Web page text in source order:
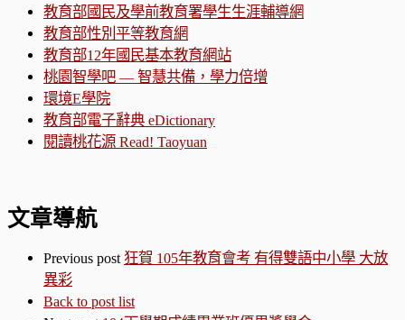
教育部國民及學前教育署學生生涯輔導網
教育部性別平等教育網
教育部12年國民基本教育網站
桃園智學吧 — 智慧共備，學力倍增
環境E學院
教育部電子辭典 eDictionary
閱讀桃花源 Read! Taoyuan
文章導航
Previous post 狂賀 105年教育會考 有得雙語中小學 大放
異彩
Back to post list